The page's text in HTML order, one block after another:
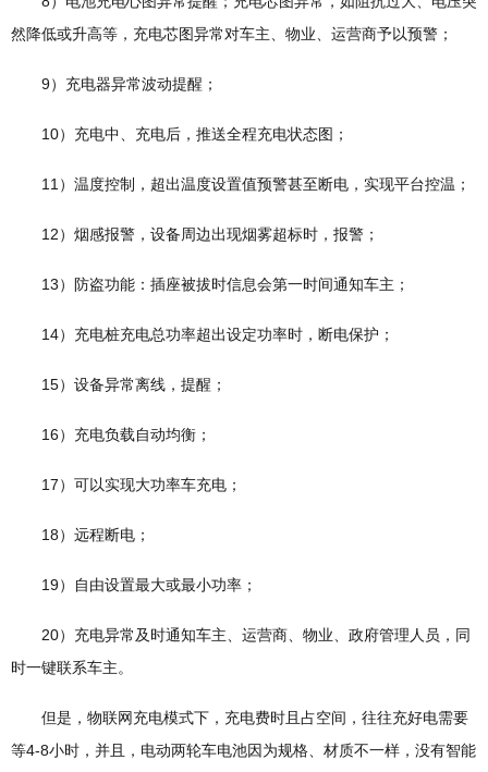
然降低或升高等，充电芯图异常对车主、物业、运营商予以预警；
9）充电器异常波动提醒；
10）充电中、充电后，推送全程充电状态图；
11）温度控制，超出温度设置值预警甚至断电，实现平台控温；
12）烟感报警，设备周边出现烟雾超标时，报警；
13）防盗功能：插座被拔时信息会第一时间通知车主；
14）充电桩充电总功率超出设定功率时，断电保护；
15）设备异常离线，提醒；
16）充电负载自动均衡；
17）可以实现大功率车充电；
18）远程断电；
19）自由设置最大或最小功率；
20）充电异常及时通知车主、运营商、物业、政府管理人员，同
时一键联系车主。
但是，物联网充电模式下，充电费时且占空间，往往充好电需要
等4-8小时，并且，电动两轮车电池因为规格、材质不一样，没有智能